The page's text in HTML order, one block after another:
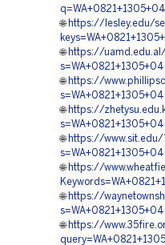
🌐 https://lesley.edu/
🌐 https://
🌐 https://
🌐 https://
🌐 https://www.sit.edu/
🌐 https://
🌐 https://
🌐 https://